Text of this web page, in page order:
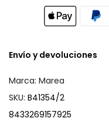
Envío y devoluciones
Marca: Marea
SKU: B41354/2
8433269157925